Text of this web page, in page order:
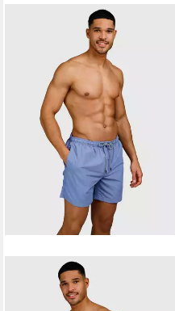
BRUNOTTI
Badeshorts HESTER MEN
SWIM SHORTS